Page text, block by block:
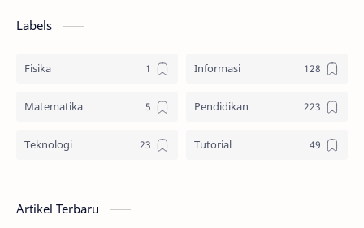
Labels
Fisika Informasi
Matematika Pendidikan
Teknologi Tutorial
Artikel Terbaru